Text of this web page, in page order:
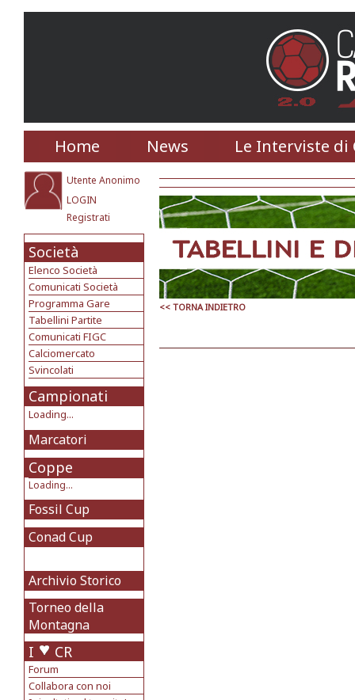
Home News Le Interviste di
Utente Anonimo
LOGIN
Registrati
Società
Elenco Società
Comunicati Società
Programma Gare
Tabellini Partite
Comunicati FIGC
Calciomercato
Svincolati
Campionati
Loading...
Marcatori
Coppe
Loading...
Fossil Cup
Conad Cup
Archivio Storico
Torneo della
Montagna
I CR
Forum
Collabora con noi
<< TORNA INDIETRO